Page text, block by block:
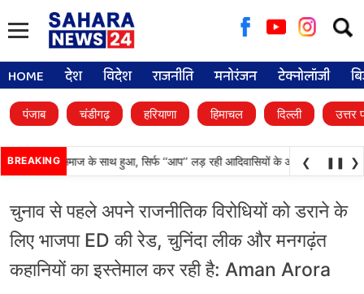
for:
HOME देश विदेश राजनीति मनोरंजन टेक्नोलॉजी
पंजाब चंडीगढ़ हरियाणा हिमाचल दिल्ली उत्तर
BREAKINGसमाज के साथ हुआ, सिर्फ ‘‘आप’’ लड़ रही आदिवासियों के अधिकारों की लड़ाई-
❮ ❚❚ ❯
चुनाव से पहले अपने राजनीतिक विरोधियों को डराने के
लिए भाजपा ED की रेड, चुनिंदा लीक और मनगढ़ंत
कहानियों का इस्तेमाल कर रही है: Aman Arora